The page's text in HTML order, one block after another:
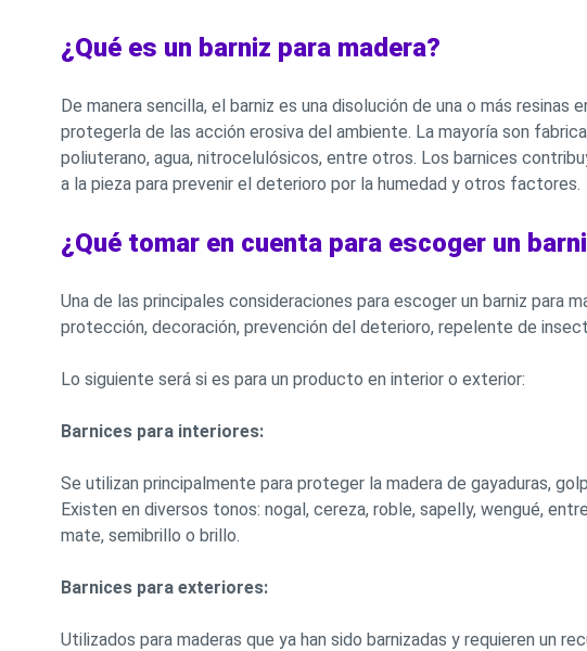
¿Qué es un barniz para madera?
De manera sencilla, el barniz es una disolución de una o más
protegerla de las acción erosiva del ambiente. La mayoría son
poliuterano, agua, nitrocelulósicos, entre otros. Los barnices
a la pieza para prevenir el deterioro por la humedad y otros factores.
¿Qué tomar en cuenta para escoger un
Una de las principales consideraciones para escoger un barniz para
protección, decoración, prevención del deterioro, repelente de
Lo siguiente será si es para un producto en interior o exterior:
Barnices para interiores:
Se utilizan principalmente para proteger la madera de gayaduras,
Existen en diversos tonos: nogal, cereza, roble, sapelly, wengué,
mate, semibrillo o brillo.
Barnices para exteriores:
Utilizados para maderas que ya han sido barnizadas y requieren un